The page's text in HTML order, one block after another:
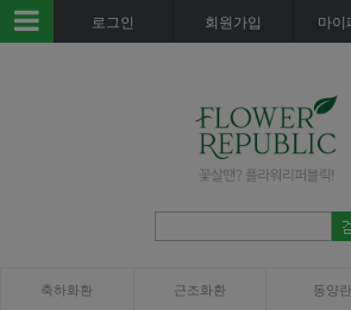
로그인 회원가입 마이
축하화환 근조화환 동양란